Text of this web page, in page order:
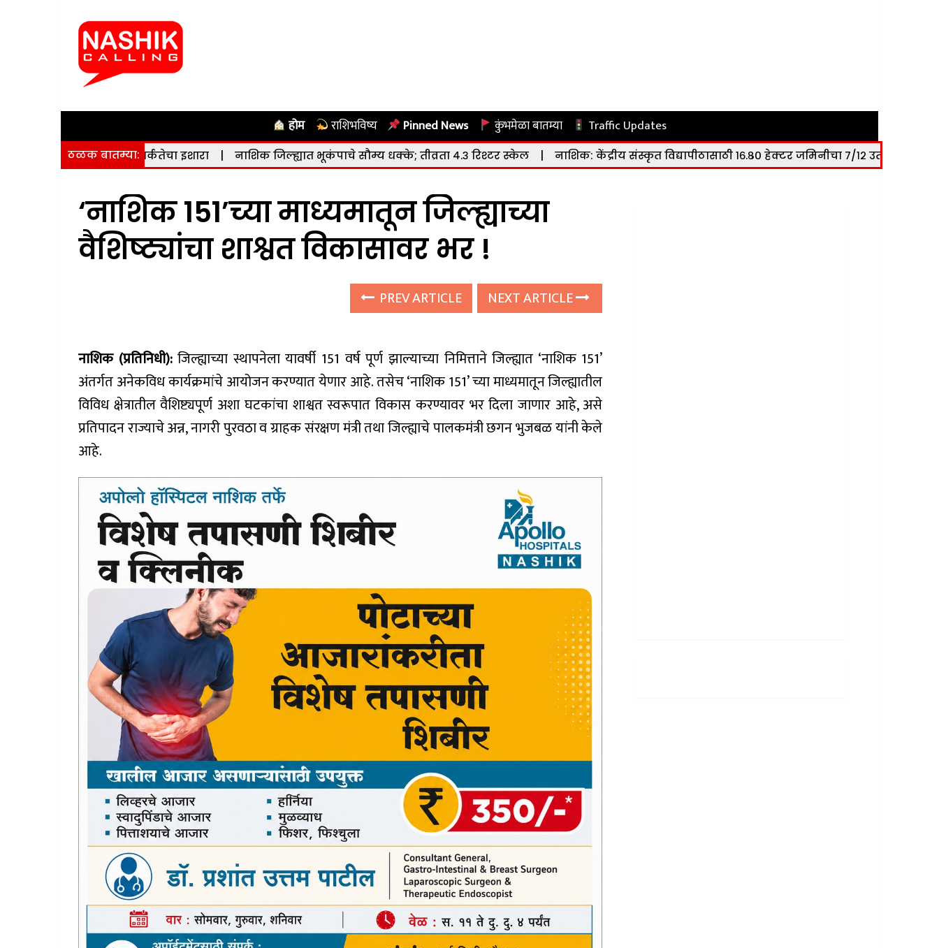
होम राशिभविष्य Pinned News कुंभमेळा बातम्या Traffic Updates
ठळक बातम्या:
दिला सतर्कतेचा इशारा | नाशिक जिल्ह्यात भूकंपाचे सौम्य धक्के; तीव्रता ४.३ रिश्टर स्केल | नाशिक: केंद्रीय संस्कृत विद्यापीठासाठी १६.८० हेक्टर जमिनीचा ७/१२ उतारा विद्यापीठाला सुपूर्द
‘नाशिक 151’च्या माध्यमातून जिल्ह्याच्या
वैशिष्ट्यांचा शाश्वत विकासावर भर !
PREV ARTICLE NEXT ARTICLE
नाशिक (प्रतिनिधी):जिल्ह्याच्या स्थापनेला यावर्षी 151 वर्ष पूर्ण झाल्याच्या निमित्ताने जिल्ह्यात ‘नाशिक 151’
अंतर्गत अनेकविध कार्यक्रमांचे आयोजन करण्यात येणार आहे. तसेच ‘नाशिक 151’ च्या माध्यमातून जिल्ह्यातील
विविध क्षेत्रातील वैशिष्ट्यपूर्ण अशा घटकांचा शाश्वत स्वरूपात विकास करण्यावर भर दिला जाणार आहे, असे
प्रतिपादन राज्याचे अन्न, नागरी पुरवठा व ग्राहक संरक्षण मंत्री तथा जिल्ह्याचे पालकमंत्री छगन भुजबळ यांनी केले
आहे.